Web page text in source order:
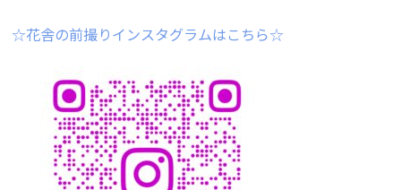
☆花舎の前撮りインスタグラムはこちら☆